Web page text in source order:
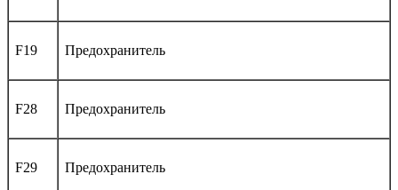
F19 Предохранитель
F28 Предохранитель
F29 Предохранитель